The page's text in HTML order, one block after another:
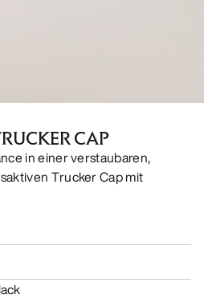
CAP
in einer verstaubaren,
Trucker Cap mit